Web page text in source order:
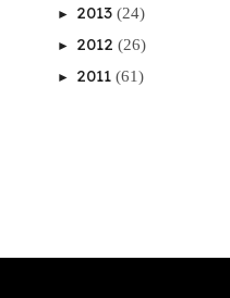
► 2013 (24)
► 2012 (26)
► 2011 (61)